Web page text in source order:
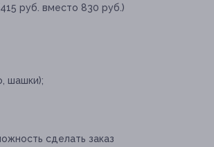
руб. вместо 830 руб.)
шашки);
сделать заказ